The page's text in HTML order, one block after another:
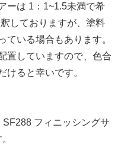
ーは 1：1~1.5未満で希
しておりますが、塗料
ている場合もあります。
置していますので、色合
けると幸いです。
フィニッシングサ